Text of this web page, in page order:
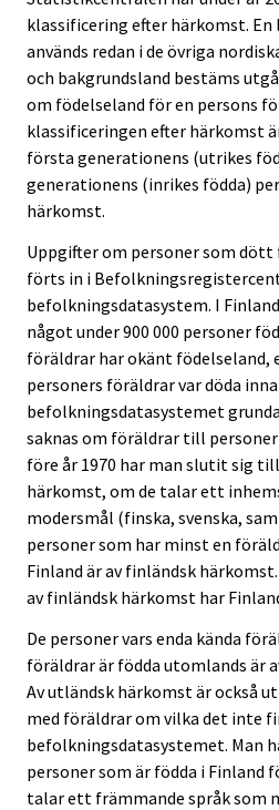
klassificering efter härkomst.
används redan i de övriga
och bakgrundsland bestäms
om födelseland för en persons
klassificeringen efter härkomst
första generationens (utrikes
generationens (inrikes födda)
härkomst.
Uppgifter om personer som dött
förts in i
befolkningsdatasystem. I
något under 900 000 personer
föräldrar har okänt födelseland,
personers föräldrar var döda
befolkningsdatasystemet
saknas om föräldrar till
före år 1970 har man slutit sig
härkomst, om de talar ett
modersmål (finska, svenska,
personer som har minst en
Finland är av finländsk
av finländsk härkomst har
De personer vars enda kända
föräldrar är födda utomlands är
Av utländsk härkomst är också
med föräldrar om vilka det inte
befolkningsdatasystemet. Man
personer som är födda i Finland
talar ett främmande språk som